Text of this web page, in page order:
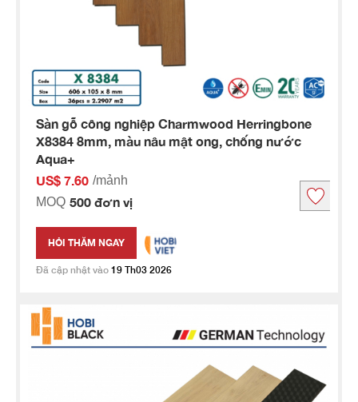
Sàn gỗ công nghiệp Charmwood Herringbone
X8384 8mm, màu nâu mật ong, chống nước
Aqua+
US$ 7.60 /mảnh
MOQ 500 đơn vị
HỎI THĂM NGAY
Đã cập nhật vào 19 Th03 2026